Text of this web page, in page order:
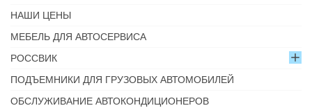
НАШИ ЦЕНЫ
МЕБЕЛЬ ДЛЯ АВТОСЕРВИСА
РОССВИК
ПОДЪЕМНИКИ ДЛЯ ГРУЗОВЫХ АВТОМОБИЛЕЙ
ОБСЛУЖИВАНИЕ АВТОКОНДИЦИОНЕРОВ